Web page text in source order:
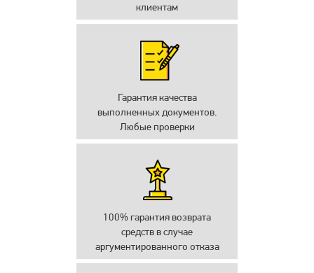
клиентам
Гарантия качества
выполненных документов.
Любые проверки
100% гарантия возврата
средств в случае
аргументированного отказа